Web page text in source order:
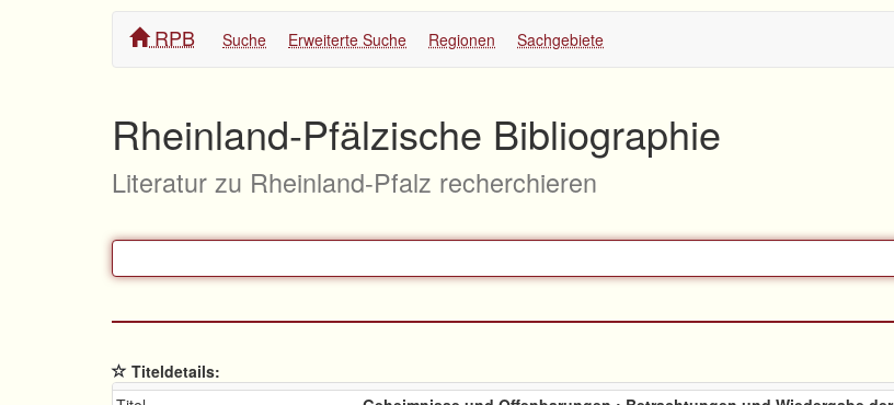
RPB Suche Erweiterte Suche Regionen Sachgebiete
Rheinland-Pfälzische Bibliographie
Literatur zu Rheinland-Pfalz recherchieren
Titeldetails: